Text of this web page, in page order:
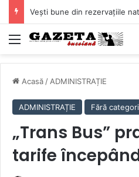
Mediu
Acasă / ADMINISTRAȚIE
ADMINISTRAȚIE Fără
„Trans Bus”
tarife